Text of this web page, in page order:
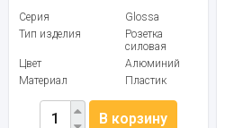
Серия
Glossa
Тип изделия
Розетка
силовая
Цвет
Алюминий
Материал
Пластик
В корзину